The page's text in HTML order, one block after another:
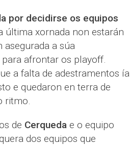
por decidirse os equipos
última xornada non estarán
a súa
afrontar os playoff.
a falta de adestramentos ía
e quedaron en terra de
ritmo.
de Cerquedae o equipo
dos equipos que